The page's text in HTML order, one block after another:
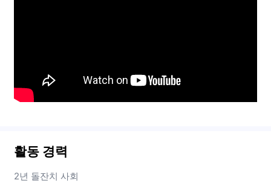
활동 경력
2년 돌잔치 사회